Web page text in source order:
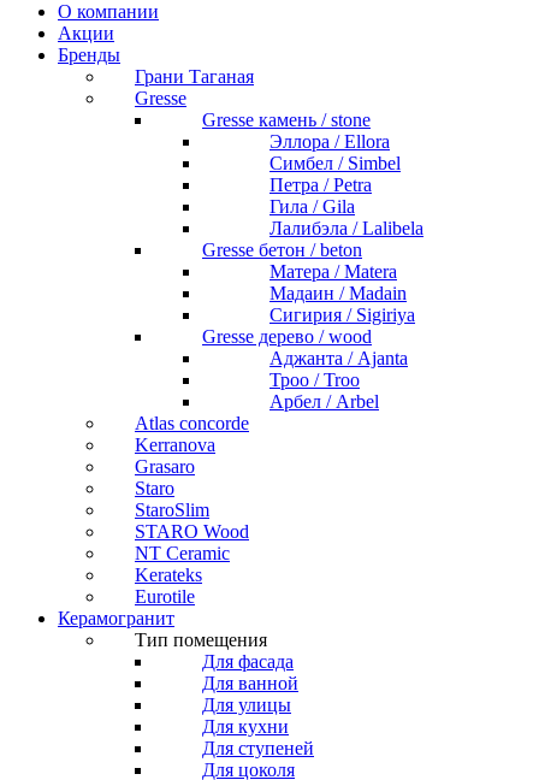
О компании
Акции
Бренды
Грани Таганая
Gresse
Gresse камень / stone
Эллора / Ellora
Симбел / Simbel
Петра / Petra
Гила / Gila
Лалибэла / Lalibela
Gresse бетон / beton
Матера / Matera
Мадаин / Madain
Сигирия / Sigiriya
Gresse дерево / wood
Аджанта / Ajanta
Троо / Troo
Арбел / Arbel
Atlas concorde
Kerranova
Grasaro
Staro
StaroSlim
STARO Wood
NT Ceramic
Kerateks
Eurotile
Керамогранит
Тип помещения
Для фасада
Для ванной
Для улицы
Для кухни
Для ступеней
Для цоколя